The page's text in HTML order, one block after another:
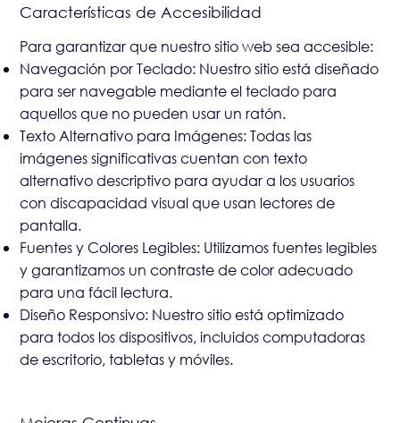
Características de Accesibilidad
Para garantizar que nuestro sitio web sea accesible:
Navegación por Teclado: Nuestro sitio está diseñado
para ser navegable mediante el teclado para
aquellos que no pueden usar un ratón.
Texto Alternativo para Imágenes: Todas las
imágenes significativas cuentan con texto
alternativo descriptivo para ayudar a los usuarios
con discapacidad visual que usan lectores de
pantalla.
Fuentes y Colores Legibles: Utilizamos fuentes legibles
y garantizamos un contraste de color adecuado
para una fácil lectura.
Diseño Responsivo: Nuestro sitio está optimizado
para todos los dispositivos, incluidos computadoras
de escritorio, tabletas y móviles.